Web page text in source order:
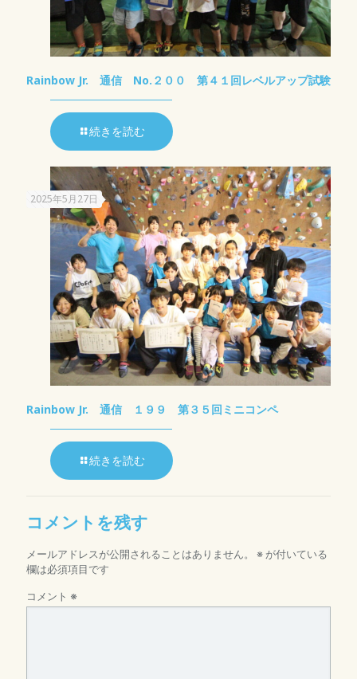
Rainbow Jr. 通信 No.２００ 第４１回レベルアップ試験
続きを読む
2025年5月27日
Rainbow Jr. 通信 １９９ 第３５回ミニコンペ
続きを読む
コメントを残す
メールアドレスが公開されることはありません。 ※ が付いている
欄は必須項目です
コメント ※